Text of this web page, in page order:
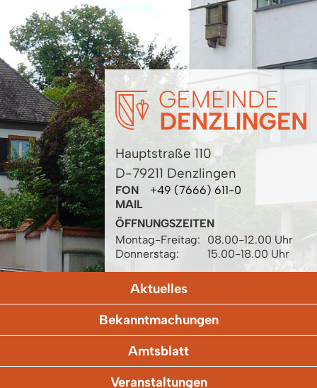
Hauptstraße 110
D-79211 Denzlingen
FON
+49 (7666) 611-0
MAIL
ÖFFNUNGSZEITEN
Montag-Freitag:
08.00-12.00 Uhr
Donnerstag:
15.00-18.00 Uhr
Aktuelles
Bekanntmachungen
Amtsblatt
Veranstaltungen